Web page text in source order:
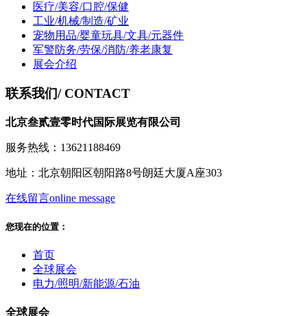
医疗/美容/口腔/保健
工业/机械/制造/矿业
宠物用品/婴童玩具/文具/元器件
军警防务/劳保/消防/养老康复
展会介绍
联系我们/ CONTACT
北京叁贰壹零时代国际展览有限公司
服务热线：13621188469
地址：北京朝阳区朝阳路8号朗廷大厦A座303
在线留言online message
您现在的位置：
首页
全球展会
电力/照明/新能源/石油
全球展会